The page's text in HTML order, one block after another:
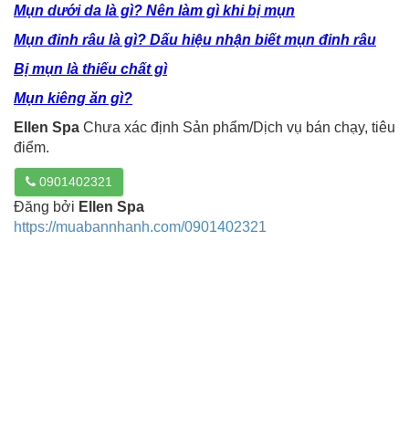
Mụn dưới da là gì? Nên làm gì khi bị mụn
Mụn đinh râu là gì? Dấu hiệu nhận biết mụn đinh râu
Bị mụn là thiếu chất gì
Mụn kiêng ăn gì?
Ellen Spa Chưa xác định Sản phẩm/Dịch vụ bán chạy, tiêu
điểm.
0901402321
Đăng bởi Ellen Spa
https://muabannhanh.com/0901402321